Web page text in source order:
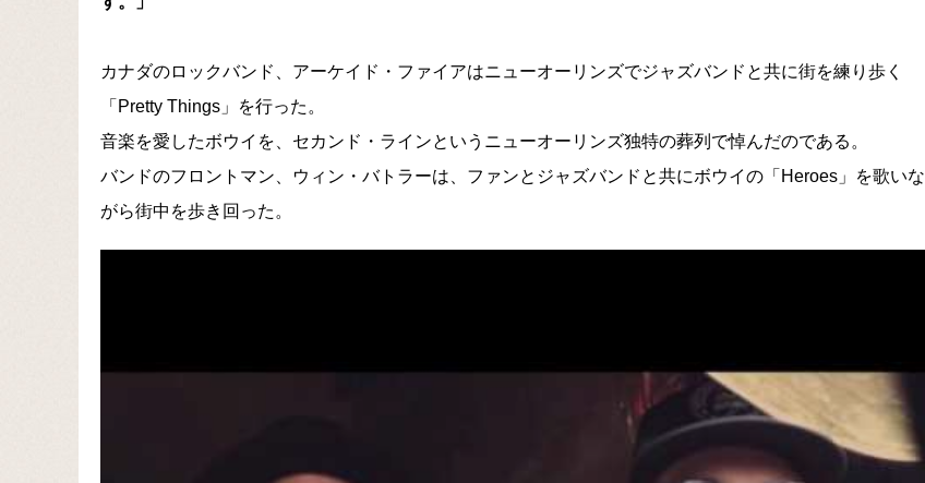
カナダのロックバンド、アーケイド・ファイアはニューオーリンズでジャズバンドと共に街を練り歩く
「Pretty Things」を行った。
音楽を愛したボウイを、セカンド・ラインというニューオーリンズ独特の葬列で悼んだのである。
バンドのフロントマン、ウィン・バトラーは、ファンとジャズバンドと共にボウイの「Heroes」を歌いな
がら街中を歩き回った。